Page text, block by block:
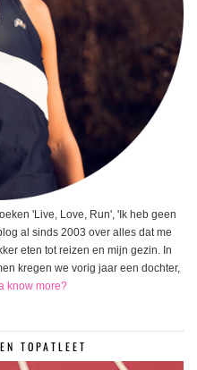
'Live, Love, Run', 'Ik heb geen
al sinds 2003 over alles dat me
eten tot reizen en mijn gezin. In
kregen we vorig jaar een dochter,
know more?
TOPATLEET